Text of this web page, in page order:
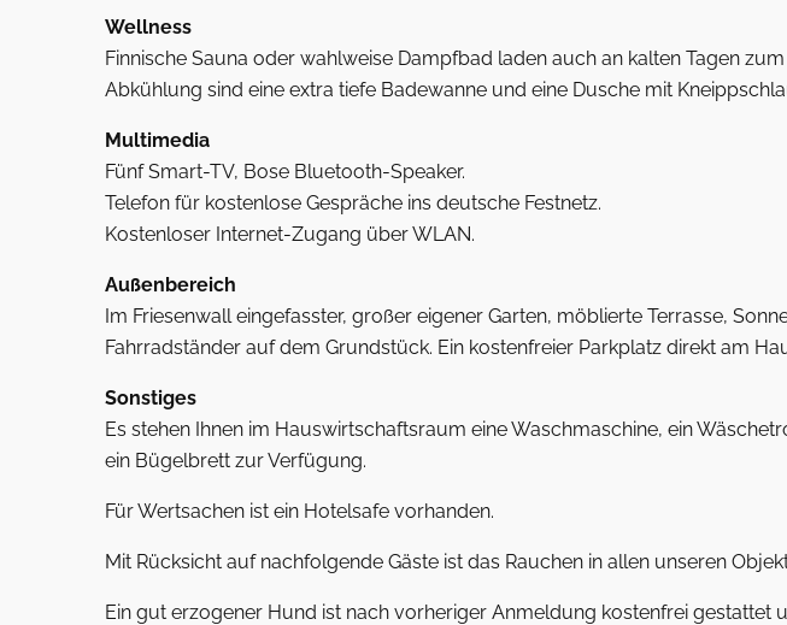
Wellness
Finnische Sauna oder wahlweise Dampfbad laden auch an kalten Tagen
Abkühlung sind eine extra tiefe Badewanne und eine Dusche mit
Multimedia
Fünf Smart-TV, Bose Bluetooth-Speaker.
Telefon für kostenlose Gespräche ins deutsche Festnetz.
Kostenloser Internet-Zugang über WLAN.
Außenbereich
Im Friesenwall eingefasster, großer eigener Garten, möblierte Terrasse,
Fahrradständer auf dem Grundstück. Ein kostenfreier Parkplatz direkt am
Sonstiges
Es stehen Ihnen im Hauswirtschaftsraum eine Waschmaschine, ein
ein Bügelbrett zur Verfügung.
Für Wertsachen ist ein Hotelsafe vorhanden.
Mit Rücksicht auf nachfolgende Gäste ist das Rauchen in allen unseren
Ein gut erzogener Hund ist nach vorheriger Anmeldung kostenfrei gestattet